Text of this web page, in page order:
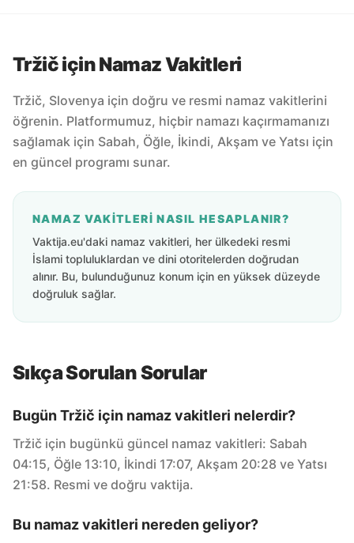
Tržič için Namaz Vakitleri
Tržič, Slovenya için doğru ve resmi namaz vakitlerini
öğrenin. Platformumuz, hiçbir namazı kaçırmamanızı
sağlamak için Sabah, Öğle, İkindi, Akşam ve Yatsı için
en güncel programı sunar.
NAMAZ VAKITLERI NASIL HESAPLANIR?
Vaktija.eu'daki namaz vakitleri, her ülkedeki resmi
İslami topluluklardan ve dini otoritelerden doğrudan
alınır. Bu, bulunduğunuz konum için en yüksek düzeyde
doğruluk sağlar.
Sıkça Sorulan Sorular
Bugün Tržič için namaz vakitleri nelerdir?
Tržič için bugünkü güncel namaz vakitleri: Sabah
04:15, Öğle 13:10, İkindi 17:07, Akşam 20:28 ve Yatsı
21:58. Resmi ve doğru vaktija.
Bu namaz vakitleri nereden geliyor?